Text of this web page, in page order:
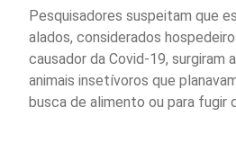
Pesquisadores suspeitam que
alados, considerados
causador da Covid-19, surgiram
animais insetívoros que
busca de alimento ou para fugir